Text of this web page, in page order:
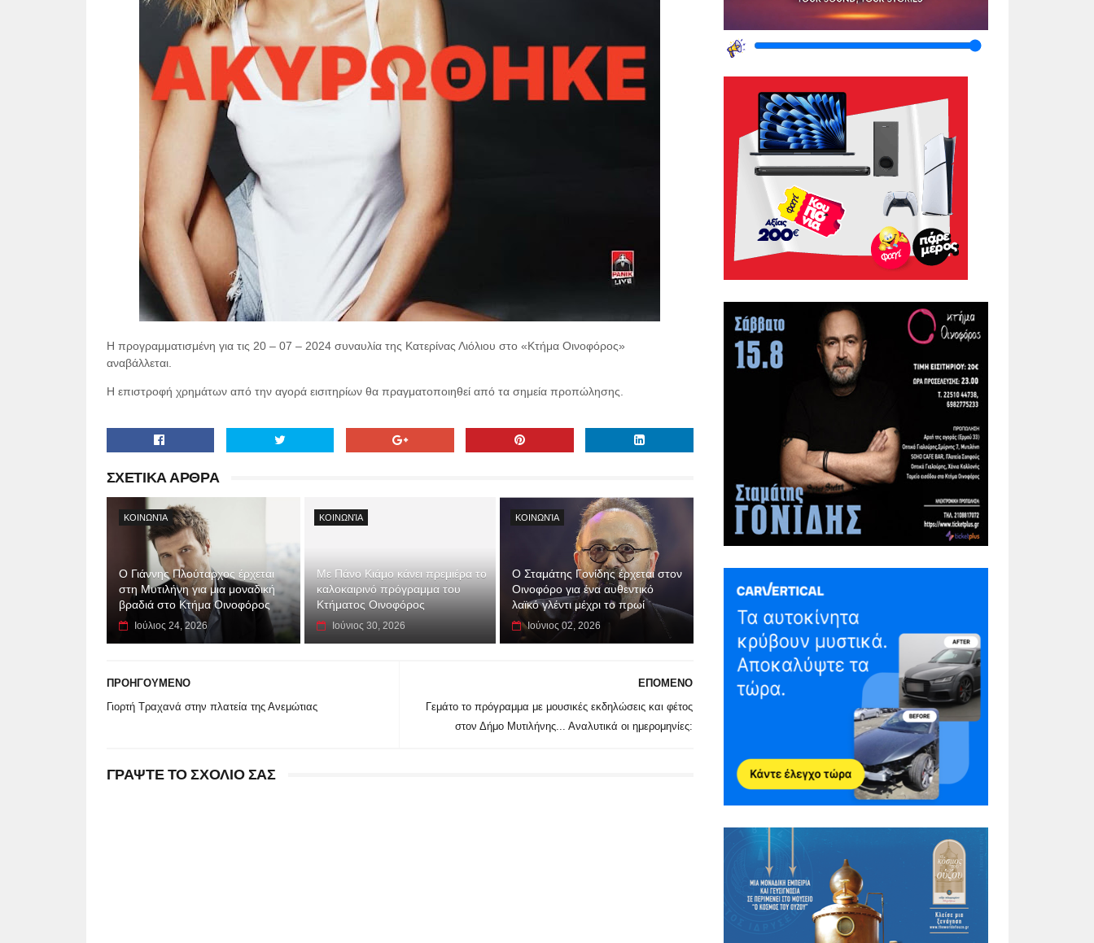
Η προγραμματισμένη για τις 20 – 07 – 2024 συναυλία της Κατερίνας Λιόλιου στο «Κτήμα Οινοφόρος»
αναβάλλεται.
Η επιστροφή χρημάτων από την αγορά εισιτηρίων θα πραγματοποιηθεί από τα σημεία προπώλησης.
ΣΧΕΤΙΚΑ ΑΡΘΡΑ
ΚΟΙΝΩΝΊΑ
Ο Γιάννης Πλούταρχος έρχεται
στη Μυτιλήνη για μια μοναδική
βραδιά στο Κτήμα Οινοφόρος
Ιούλιος 24, 2026
ΚΟΙΝΩΝΊΑ
Με Πάνο Κιάμο κάνει πρεμιέρα το
καλοκαιρινό πρόγραμμα του
Κτήματος Οινοφόρος
Ιούνιος 30, 2026
ΚΟΙΝΩΝΊΑ
Ο Σταμάτης Γονίδης έρχεται στον
Οινοφόρο για ένα αυθεντικό
λαϊκό γλέντι μέχρι το πρωί
Ιούνιος 02, 2026
ΕΠΟΜΕΝΟ
Γεμάτο το πρόγραμμα με μουσικές εκδηλώσεις και φέτος
στον Δήμο Μυτιλήνης... Αναλυτικά οι ημερομηνίες:
ΠΡΟΗΓΟΥΜΕΝΟ
Γιορτή Τραχανά στην πλατεία της Ανεμώτιας
ΓΡΑΨΤΕ ΤΟ ΣΧΟΛΙΟ ΣΑΣ